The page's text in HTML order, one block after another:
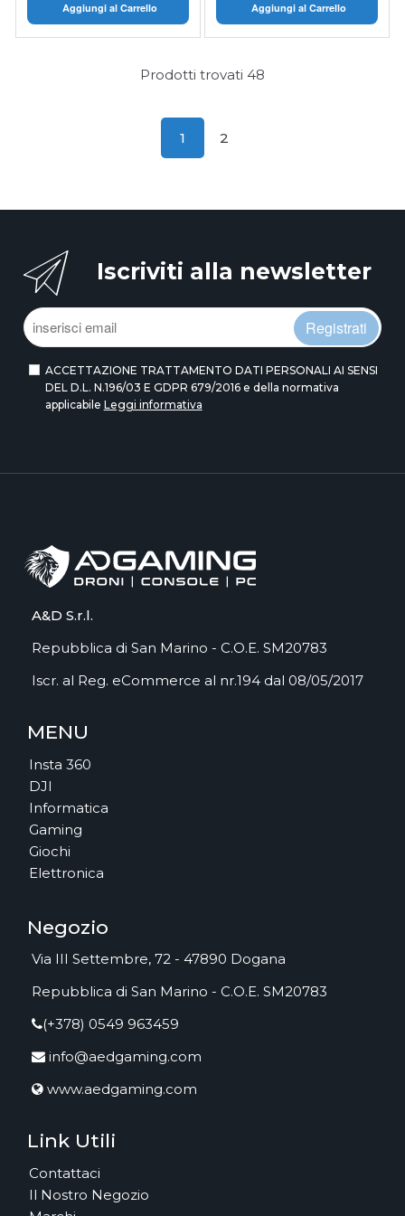
Aggiungi al Carrello Aggiungi al Carrello
Prodotti trovati 48
1 2
Iscriviti alla newsletter
Registrati
ACCETTAZIONE TRATTAMENTO DATI PERSONALI AI SENSI
DEL D.L. N.196/03 E GDPR 679/2016 e della normativa
applicabile Leggi informativa
A&D S.r.l.
Repubblica di San Marino - C.O.E. SM20783
Iscr. al Reg. eCommerce al nr.194 dal 08/05/2017
MENU
Insta 360
DJI
Informatica
Gaming
Giochi
Elettronica
Negozio
Via III Settembre, 72 - 47890 Dogana
Repubblica di San Marino - C.O.E. SM20783
(+378) 0549 963459
info@aedgaming.com
www.aedgaming.com
Link Utili
Contattaci
Il Nostro Negozio